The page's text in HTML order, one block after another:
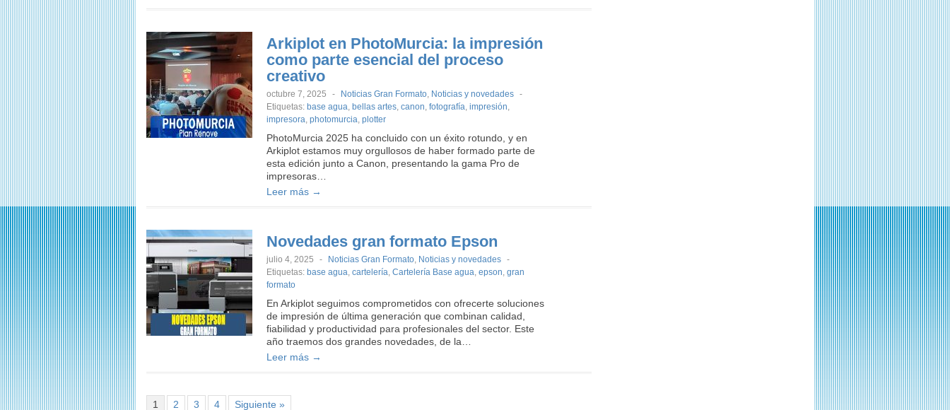
Arkiplot en PhotoMurcia: la impresión
como parte esencial del proceso
creativo
octubre 7, 2025 - Noticias Gran Formato, Noticias y novedades -
Etiquetas: base agua, bellas artes, canon, fotografía, impresión,
impresora, photomurcia, plotter
PhotoMurcia 2025 ha concluido con un éxito rotundo, y en
Arkiplot estamos muy orgullosos de haber formado parte de
esta edición junto a Canon, presentando la gama Pro de
impresoras…
Leer más →
Novedades gran formato Epson
julio 4, 2025 - Noticias Gran Formato, Noticias y novedades -
Etiquetas: base agua, cartelería, Cartelería Base agua, epson, gran
formato
En Arkiplot seguimos comprometidos con ofrecerte soluciones
de impresión de última generación que combinan calidad,
fiabilidad y productividad para profesionales del sector. Este
año traemos dos grandes novedades, de la…
Leer más →
1 2 3 4 Siguiente »